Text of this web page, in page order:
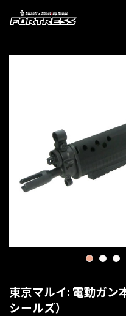
1 2 3
東京マルイ: 電動ガン
シールズ）